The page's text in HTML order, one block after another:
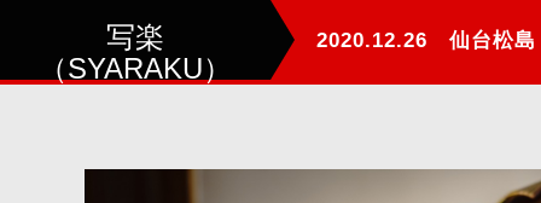
写楽
（SYARAKU）
2020.12.26 仙台松